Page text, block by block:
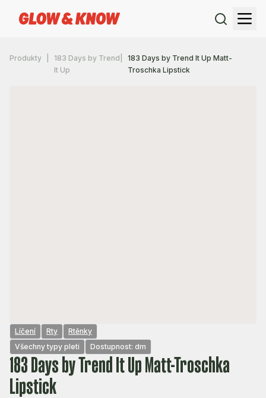
Produkty
183 Days by Trend
It Up
183 Days by Trend It Up Matt-
Troschka Lipstick
Líčení Rty
Rtěnky
Všechny typy pleti
Dostupnost: dm
183 Days by Trend It Up Matt-Troschka
Lipstick